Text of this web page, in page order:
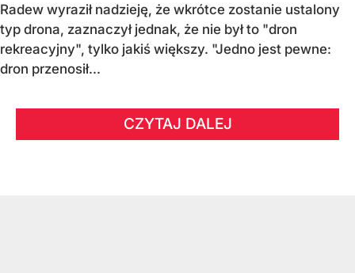
Radew wyraził nadzieję, że wkrótce zostanie ustalony
typ drona, zaznaczył jednak, że nie był to "dron
rekreacyjny", tylko jakiś większy. "Jedno jest pewne:
dron przenosił...
CZYTAJ DALEJ